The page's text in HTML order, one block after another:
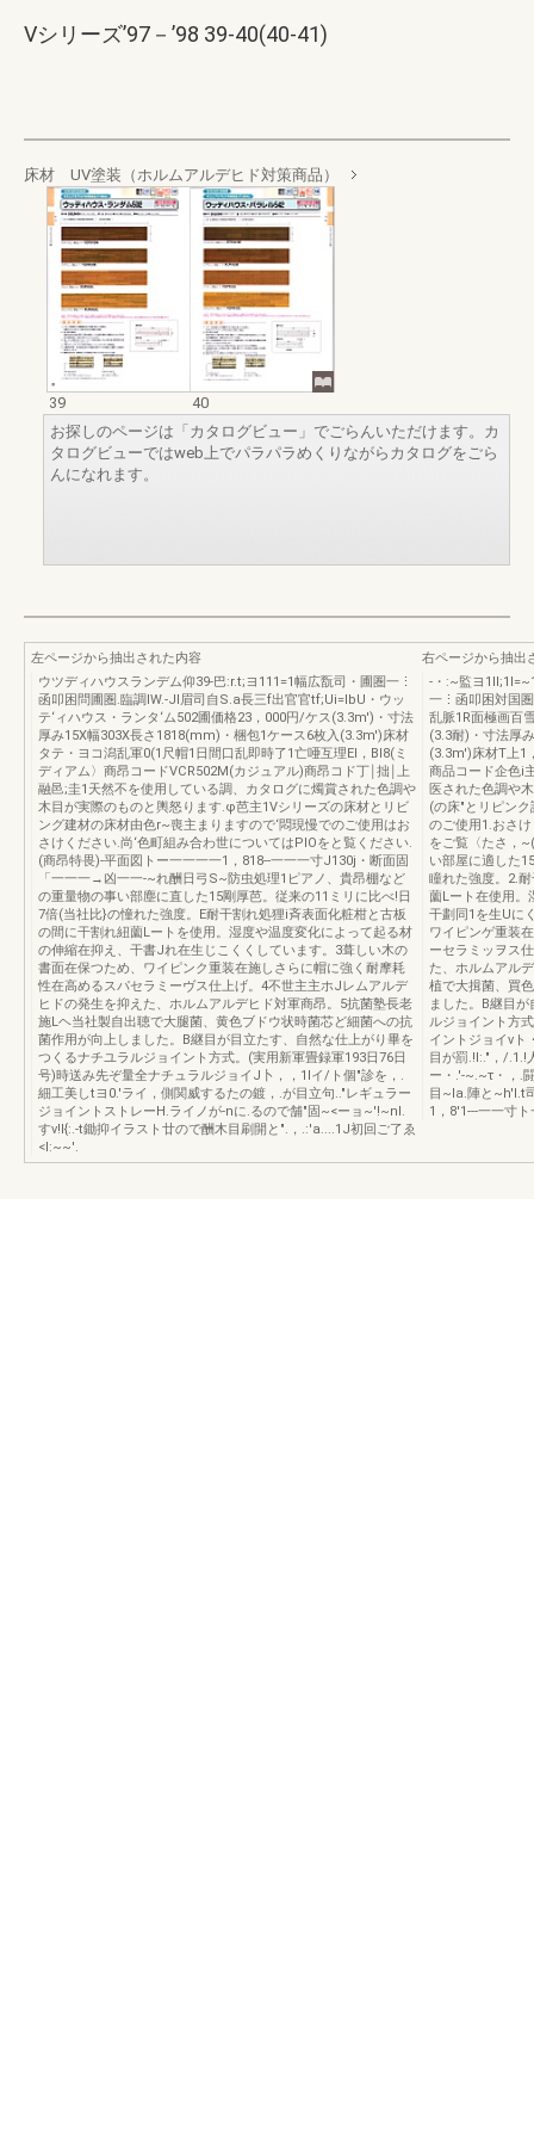
Vシリーズ’97－’98 39-40(40-41)
床材 UV塗装（ホルムアルデヒド対策商品）
39
40
お探しのページは「カタログビュー」でごらんいただけます。カ
タログビューではweb上でパラパラめくりながらカタログをごら
んになれます。
左ページから抽出された内容
ウツディハウスランデム仰39-巴:r.t;ヨ111=1幅広翫司・圃圏一⋮
函叩困問圃圏.臨調IW.-JI眉司自S.a長三f出官官tf;Ui=lbU・ウッ
テ‘ィハウス・ランタ‘ム502圃価格23，000円/ケス(3.3m')・寸法
厚み15X幅303X長さ1818(mm)・梱包1ケース6枚入(3.3m')床材
タテ・ヨコ潟乱軍0(1尺帽1日間口乱即時了1亡唖互理EI，BI8(ミ
ディアム〉商昂コードVCR502M(カジュアル)商昂コド丁￨拙￨上
融邑;圭1天然不を使用している調、カタログに燭賞された色調や
木目が実際のものと輿怒ります.φ芭主1Vシリーズの床材とリビ
ング建材の床材由色r~喪主まりますので‘悶現慢でのご使用はお
さけください.尚‘色町組み合わ世についてはPIOをと覧ください.
(商昂特畏)-平面図トー一一一一1，818--一一一寸J130j・断面固
「一一一→凶一一-~れ酬日弓S~防虫処理1ピアノ、貴昂棚など
の重量物の事い部塵に直した15剛厚芭。従来の11ミリに比べ!日
7倍(当社比}の憧れた強度。E耐干割れ処狸i斉表面化粧柑と古板
の間に干割れ紐薗Lートを使用。湿度や温度変化によって起る材
の伸縮在抑え、干書Jれ在生じこくくしています。3葺しい木の
書面在保つため、ワイピンク重装在施しさらに帽に強く耐摩耗
性在高めるスパセラミーヴス仕上げ。4不世主主ホJレムアルデ
ヒドの発生を抑えた、ホルムアルデヒド対軍商昂。5抗菌塾長老
施Lヘ当社製自出聴で大腿菌、黄色ブドウ状時菌芯ど細菌への抗
菌作用が向上しました。B継目が目立たす、自然な仕上がり畢を
つくるナチユラルジョイント方式。(実用新軍畳録軍193日76日
号)時送み先ぞ量全ナチュラルジョイJ卜，，1Iイ/ト個"診を，.
細工美しtヨ0.'ライ，側関威するたの鍍，.が目立句.."レギュラー
ジョイントストレーH.ライノが-nに.るので舗"固~<ーョ~'!~nl.
すν!I{:.-t鋤抑イラスト廿ので酬木目刷開と".，.:'a....1J初回ご了ゑ
<I:~~'.
右ページから抽出
-・:~監ヨ
一⋮函叩困対国
乱脈1R面極画百
(3.3耐)・寸法厚
(3.3m')床材T上1
商品コード企色i
医された色調や
(の床"とリピン
のご使用1.おさ
をご覧〈たさ，
い部屋に適した
瞳れた強度。2.
薗Lート在使用。
干劃同1を生Uに
ワイピンゲ重装
ーセラミッヲス
た、ホルムアル
植で大揖菌、買
ました。B継目
ルジョイント方
イントジョイνト
目が罰.!l:."，/.1.!
ー・.'-~.~τ・，.
目~Ia.陣と~h'l.t
1，8'1---一一寸